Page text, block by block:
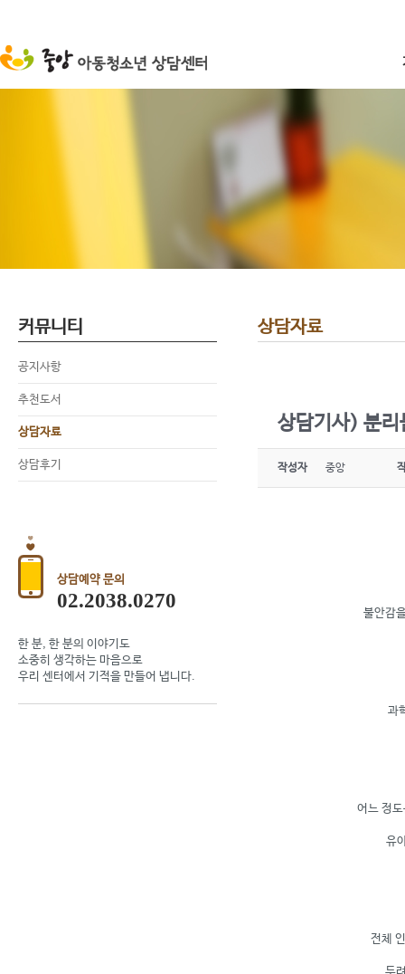
커뮤니티
공지사항
추천도서
상담자료
상담후기
상담예약 문의
02.2038.0270
한 분, 한 분의 이야기도
소중히 생각하는 마음으로
우리 센터에서 기적을 만들어 냅니다.
상담자료
상담기사) 분
작성자 중앙
불안감
과
어느 정
유
전체